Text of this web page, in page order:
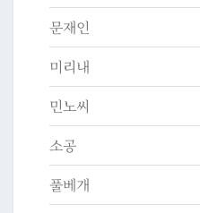
문재인
미리내
민노씨
소공
풀베개